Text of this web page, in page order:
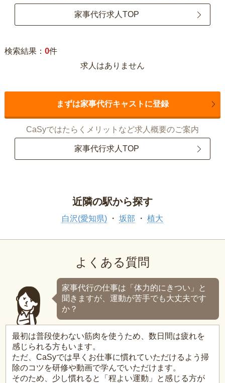
家事代行求人TOP
検索結果： 0件
求人はありません
まずは家事代行キャストに登録
CaSyではたらくメリットなど求人概要のご案内
家事代行求人TOP
近隣の駅から探す
白沢(愛知県) 坂部 植大
よくある質問
家事代行の仕事は「体力的にきつい」と
聞きますが、運動が苦手でも大丈夫です
か？
最初は普段使わない筋肉を使うため、数日間は疲れを
感じられる方もいます。
ただ、CaSyでは早くお仕事に慣れていただけるよう掃
除のコツを研修や動画で学んでいただけます。
そのため、少し慣れると「程よい運動」と感じる方が